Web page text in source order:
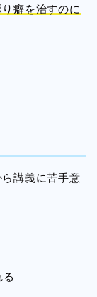
癖を治すのに
講義に苦手意